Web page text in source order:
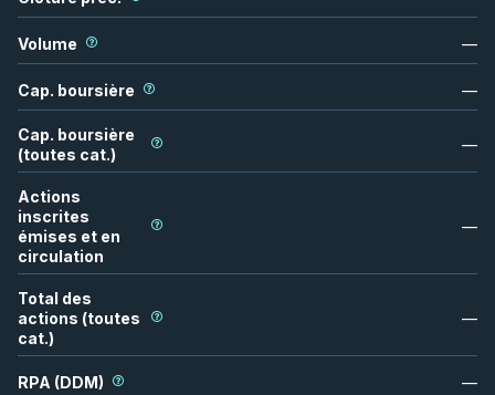
Volume —
Cap. boursière —
Cap. boursière
(toutes cat.)
—
Actions
inscrites
émises et en
circulation
—
Total des
actions (toutes
cat.)
—
RPA (DDM) —